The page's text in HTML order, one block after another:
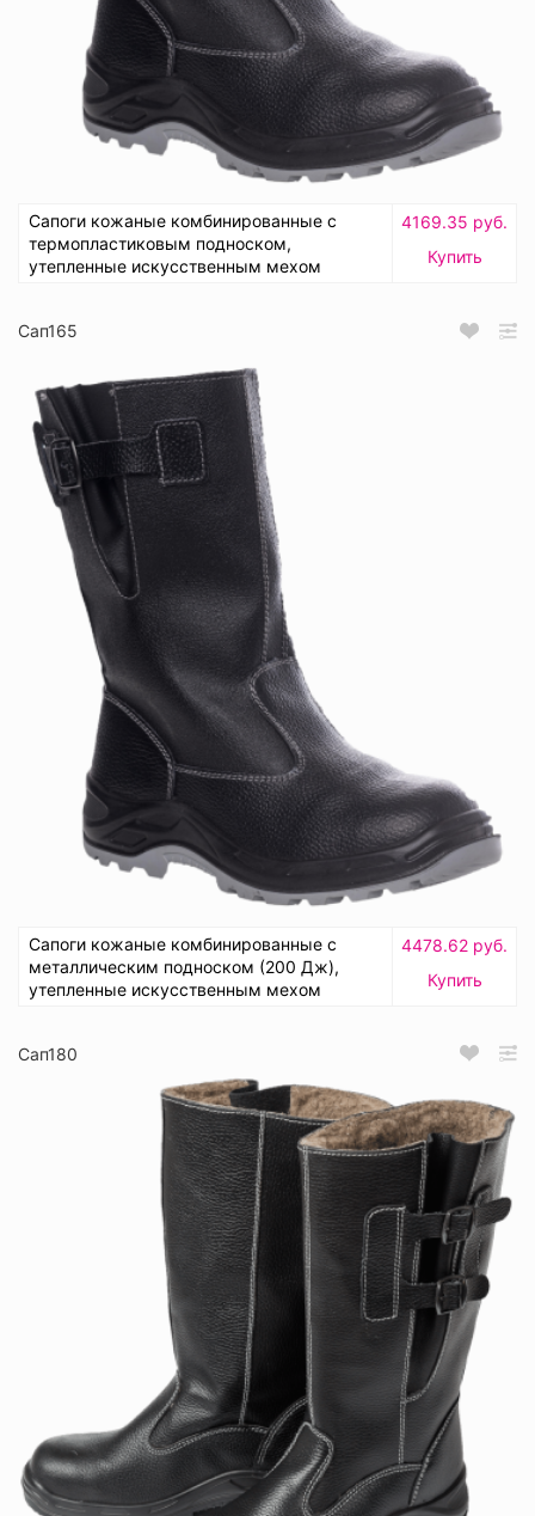
Сапоги кожаные комбинированные с
термопластиковым подноском,
утепленные искусственным мехом
4169.35 руб.
Купить
Сап165
Сапоги кожаные комбинированные с
металлическим подноском (200 Дж),
утепленные искусственным мехом
4478.62 руб.
Купить
Сап180